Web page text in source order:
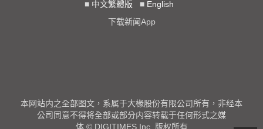
■ 中文繁體版 ■ English
下载新闻App
本网站内之全部图文，系属于大椽股份有限公司所有，非经本
公司同意不得将全部或部分内容转载于任何形式之媒
体 © DIGITIMES Inc. 版权所有